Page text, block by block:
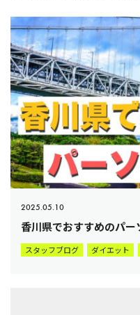
2025.05.10
香川県でおすすめのパー
スタッフブログ ダイエット